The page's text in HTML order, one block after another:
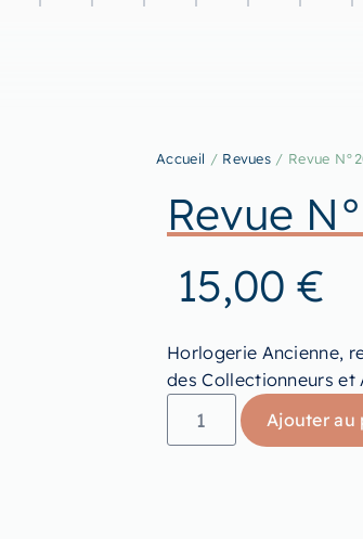
Accueil / Revues / Revue
Revue
15,00 €
Horlogerie Ancienne,
des Collectionneurs et
Ajouter au